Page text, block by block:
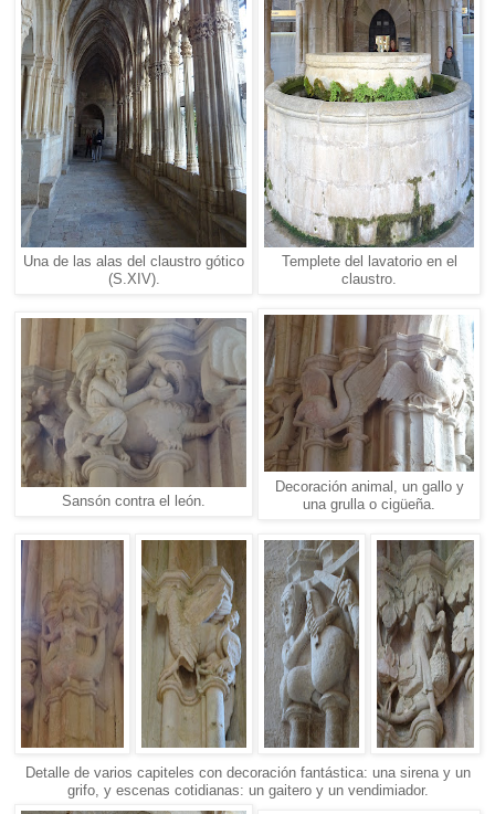
Una de las alas del claustro gótico
(S.XIV).
Templete del lavatorio en el
claustro.
Sansón contra el león.
Decoración animal, un gallo y
una grulla o cigüeña.
Detalle de varios capiteles con decoración fantástica: una sirena y un
grifo, y escenas cotidianas: un gaitero y un vendimiador.